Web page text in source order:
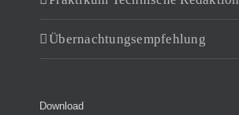
Übernachtungsempfehlung
Download